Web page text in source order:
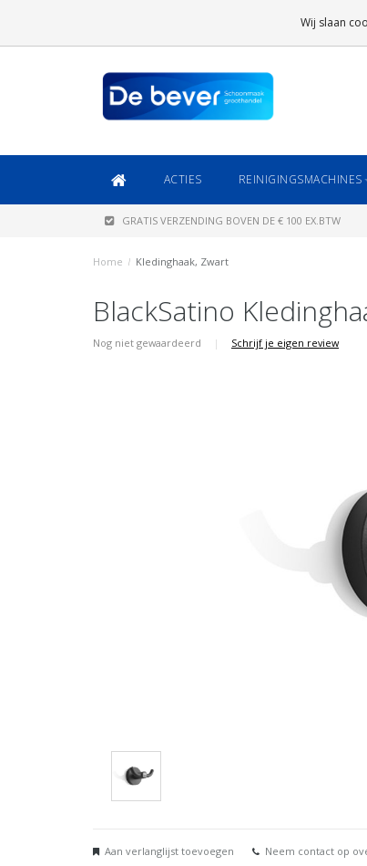
ACTIES REINIGINGSMACHINES
GRATIS VERZENDING BOVEN DE € 100 EX.BTW
Home / Kledinghaak, Zwart
BlackSatino
Nog niet gewaardeerd | Schrijf je eigen review
Aan verlanglijst toevoegen Neem contact op
Wij slaan